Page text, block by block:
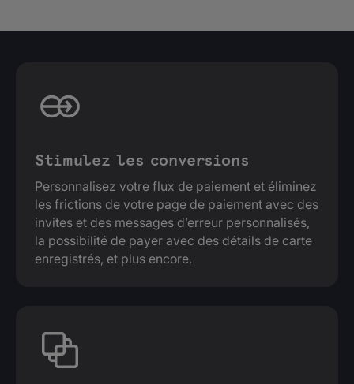
Stimulez les conversions
Personnalisez votre flux de paiement et éliminez
les frictions de votre page de paiement avec des
invites et des messages d’erreur personnalisés,
la possibilité de payer avec des détails de carte
enregistrés, et plus encore.